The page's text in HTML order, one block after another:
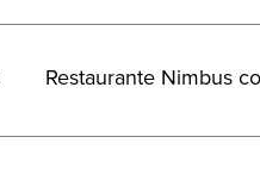
Próximo
Restaurante Nimbus